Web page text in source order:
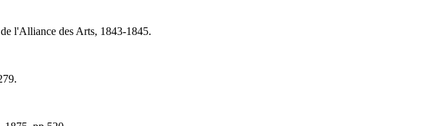
l'Alliance des Arts, 1843-1845.